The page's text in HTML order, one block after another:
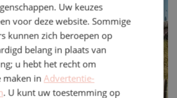
Uw keuzes
voor deze website. Sommige
kunnen zich beroepen op
belang in plaats van
u hebt het recht om
maken inAdvertentie-
. U kunt uw toestemming op